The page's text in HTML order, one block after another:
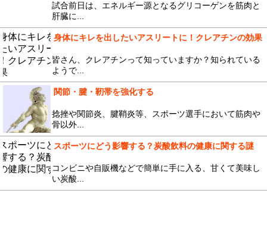
試合前日は、エネルギー源となるグリコーゲンを筋肉と
肝臓に...
身体にキレを出したいアスリートに！クレアチンの効果
皆さん、クレアチンって知っていますか？知られている
ようで...
関節・腱・靭帯を強化する
捻挫や関節炎、腱鞘炎等、スポーツ選手において筋肉や
骨以外...
スポーツにどう影響する？炭酸飲料の健康に関する謎
コンビニや自販機などで簡単に手に入る、甘くて美味し
い炭酸...